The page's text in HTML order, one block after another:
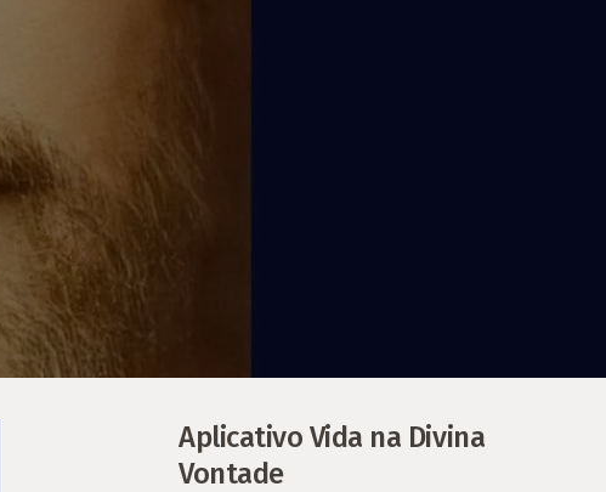
Aplicativo Vida na Divina
Vontade